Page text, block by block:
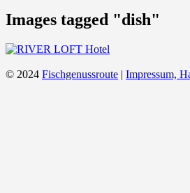
Images tagged "dish"
© 2024 Fischgenussroute | Impressum,